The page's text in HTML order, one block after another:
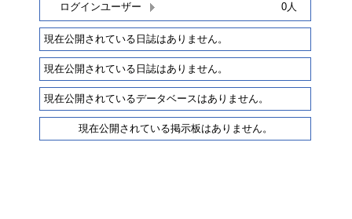
ログインユーザー
0人
現在公開されている日誌はありません。
現在公開されている日誌はありません。
現在公開されているデータベースはありません。
現在公開されている掲示板はありません。